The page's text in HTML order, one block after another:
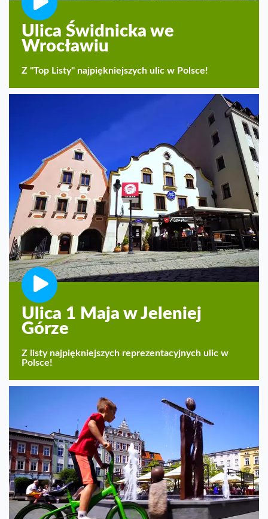
Ulica Świdnicka we
Wrocławiu
Z "Top Listy" najpiękniejszych ulic w Polsce!
Ulica 1 Maja w Jeleniej
Górze
Z listy najpiękniejszych reprezentacyjnych ulic w
Polsce!